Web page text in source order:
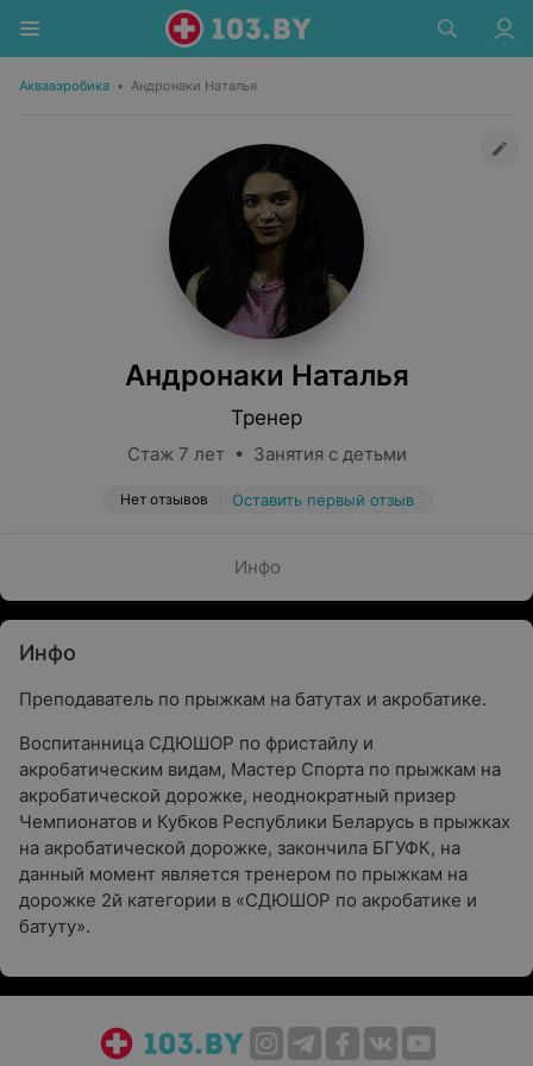
Аквааэробика • Андронаки Наталья
Андронаки Наталья
Тренер
Стаж 7 лет • Занятия с детьми
Нет отзывов Оставить первый отзыв
Инфо
Инфо
Преподаватель по прыжкам на батутах и акробатике.
Воспитанница СДЮШОР по фристайлу и
акробатическим видам, Мастер Спорта по прыжкам на
акробатической дорожке, неоднократный призер
Чемпионатов и Кубков Республики Беларусь в прыжках
на акробатической дорожке, закончила БГУФК, на
данный момент является тренером по прыжкам на
дорожке 2й категории в «СДЮШОР по акробатике и
батуту».